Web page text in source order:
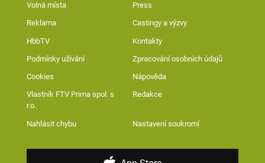
Volná místa Press
Reklama Castingy a výzvy
HbbTV Kontakty
Podmínky užívání Zpracování osobních údajů
Cookies Nápověda
Vlastník FTV Prima spol. s
r.o.
Redakce
Nahlásit chybu Nastavení soukromí